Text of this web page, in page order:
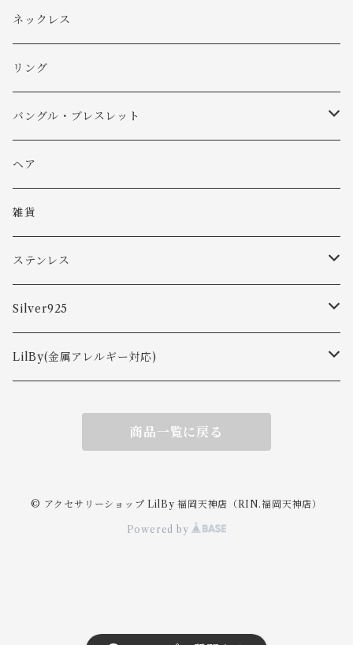
イヤリング
ネックレス
リング
バングル・ブレスレット
バングル
ブレスレット
ヘア
雑貨
ステンレス
ピアス
ネックレス
バングル・ブレスレット
Silver925
ピアス
リング
LilBy(金属アレルギー対応)
ネックレス
商品一覧に戻る
© アクセサリーショップ LilBy 福岡天神店（RIN.福岡天神店）
Powered by